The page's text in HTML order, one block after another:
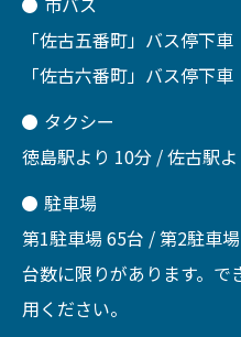
「佐古五番町」バス停下
「佐古六番町」バス停下
タクシー
徳島駅より 10分 / 佐古駅
駐車場
第1駐車場 65台 / 第2駐車
台数に限りがあります。
用ください。